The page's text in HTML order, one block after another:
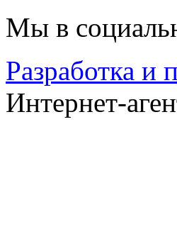
Мы в
Разработка и
Интернет-